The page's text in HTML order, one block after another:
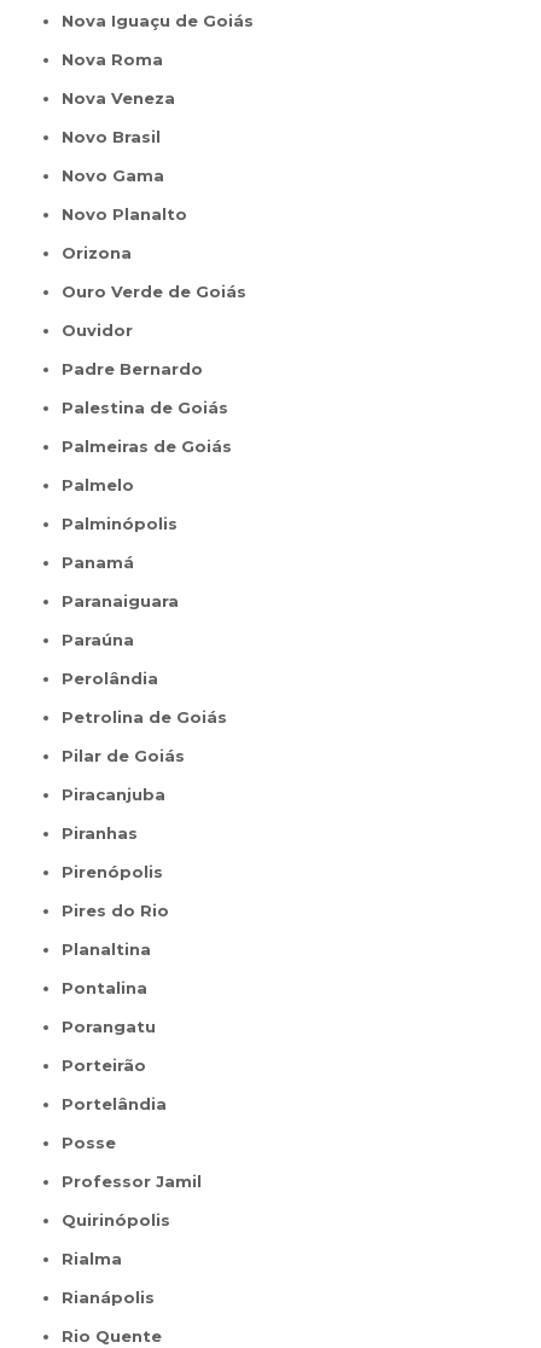
Nova Iguaçu de Goiás
Nova Roma
Nova Veneza
Novo Brasil
Novo Gama
Novo Planalto
Orizona
Ouro Verde de Goiás
Ouvidor
Padre Bernardo
Palestina de Goiás
Palmeiras de Goiás
Palmelo
Palminópolis
Panamá
Paranaiguara
Paraúna
Perolândia
Petrolina de Goiás
Pilar de Goiás
Piracanjuba
Piranhas
Pirenópolis
Pires do Rio
Planaltina
Pontalina
Porangatu
Porteirão
Portelândia
Posse
Professor Jamil
Quirinópolis
Rialma
Rianápolis
Rio Quente